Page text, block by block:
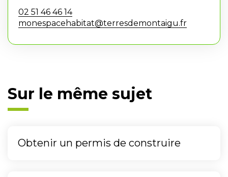
02 51 46 46 14
monespacehabitat@terresdemontaigu.fr
Sur le même sujet
Obtenir un permis de construire